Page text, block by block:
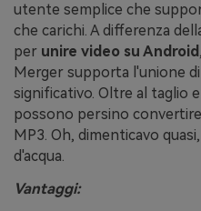
utente semplice che
che carichi. A differenza
per unire video su Android
Merger supporta l'unione
significativo. Oltre al taglio
possono persino
MP3. Oh, dimenticavo
d'acqua.
Vantaggi: